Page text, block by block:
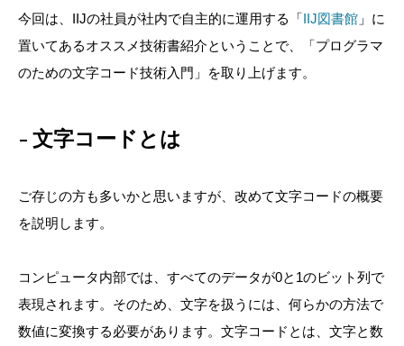
今回は、IIJの社員が社内で自主的に運用する「IIJ図書館 」に
置いてあるオススメ技術書紹介ということで、「プログラマ
のための文字コード技術入門」を取り上げます。
文字コードとは
ご存じの方も多いかと思いますが、改めて文字コードの概要
を説明します。
コンピュータ内部では、すべてのデータが0と1のビット列で
表現されます。そのため、文字を扱うには、何らかの方法で
数値に変換する必要があります。文字コードとは、文字と数